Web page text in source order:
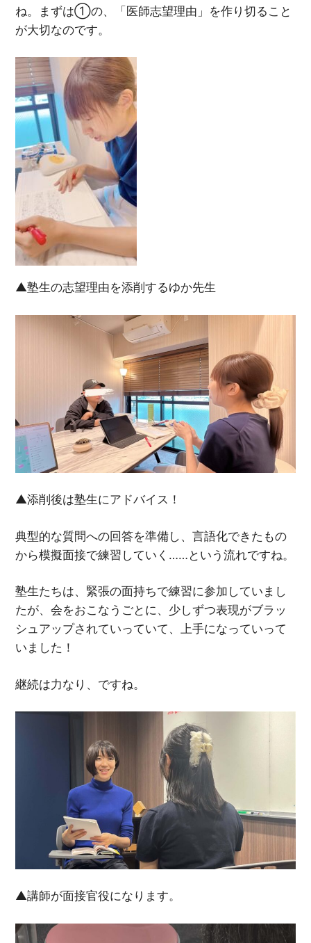
ね。まずは①の、「医師志望理由」を作り切ること
が大切なのです。
▲塾生の志望理由を添削するゆか先生
▲添削後は塾生にアドバイス！
典型的な質問への回答を準備し、言語化できたもの
から模擬面接で練習していく……という流れですね。
塾生たちは、緊張の面持ちで練習に参加していまし
たが、会をおこなうごとに、少しずつ表現がブラッ
シュアップされていっていて、上手になっていって
いました！
継続は力なり、ですね。
▲講師が面接官役になります。